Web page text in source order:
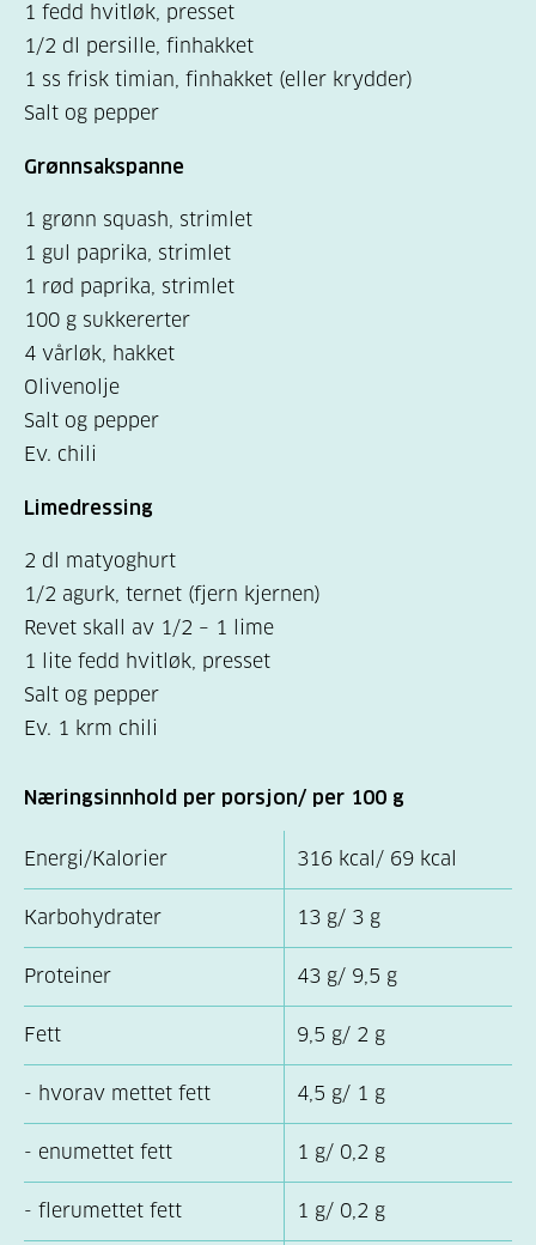
1 fedd hvitløk, presset
1/2 dl persille, finhakket
1 ss frisk timian, finhakket (eller krydder)
Salt og pepper
Grønnsakspanne
1 grønn squash, strimlet
1 gul paprika, strimlet
1 rød paprika, strimlet
100 g sukkererter
4 vårløk, hakket
Olivenolje
Salt og pepper
Ev. chili
Limedressing
2 dl matyoghurt
1/2 agurk, ternet (fjern kjernen)
Revet skall av 1/2 – 1 lime
1 lite fedd hvitløk, presset
Salt og pepper
Ev. 1 krm chili
Næringsinnhold per porsjon/ per 100 g
Energi/Kalorier 316 kcal/ 69 kcal
Karbohydrater 13 g/ 3 g
Proteiner 43 g/ 9,5 g
Fett 9,5 g/ 2 g
- hvorav mettet fett 4,5 g/ 1 g
- enumettet fett 1 g/ 0,2 g
- flerumettet fett 1 g/ 0,2 g